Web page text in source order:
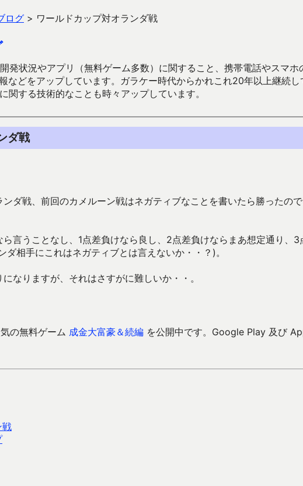
ログ > ワールドカップ対オランダ戦
発状況やアプリ（無料ゲーム多数）に関すること、携帯電話やスマ
などをアップしています。ガラケー時代からかれこれ20年以上継
関する技術的なことも時々アップしています。
ダ戦
ダ戦、前回のカメルーン戦はネガティブなことを書いたら勝ったの
言うことなし、1点差負けなら良し、2点差負けならまあ想定通り、3
ダ相手にこれはネガティブとは言えないか・・？)。
なりますが、それはさすがに難しいか・・。
の無料ゲーム 成金大富豪＆続編 を公開中です。Google Play 及び
戦